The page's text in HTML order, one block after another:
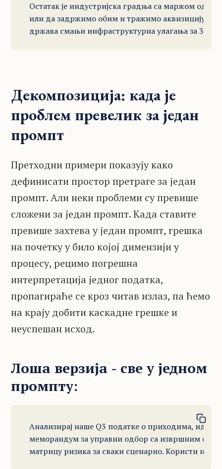
Остатак је индустријска градња са маржом од
или да задржимо обим и тражимо аквизицију
држава смањи инфраструктурна улагања за 30%?
Декомпозиција: када је
проблем превелик за један
промпт
Претходни примери показују како
дефинисати простор претраге за један
промпт. Али неки проблеми су превише
сложени за један промпт. Када ставите
превише захтева у један промпт, грешка
на почетку у било којој димензији у
процесу, рецимо погрешна
интерпретација једног податка,
пропагираће се кроз читав излаз, па ћемо
на крају добити каскадне грешке и
неуспешан исход.
Лоша верзија - све у једном
промпту:
Анализирај наше Q3 податке о приходима,
меморандум за управни одбор са извршним
матрицу ризика за сваки сценарио. Користи